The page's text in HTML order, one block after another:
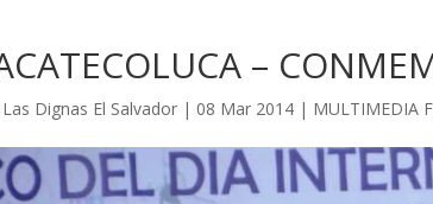
–
Las Dignas El Salvador | 08 Mar 2014 | MULTIMEDIA